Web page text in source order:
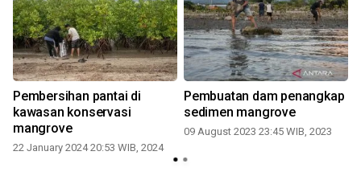
Pembersihan pantai di
kawasan konservasi
mangrove
22 January 2024 20:53 WIB, 2024
Pembuatan dam penangkap
sedimen mangrove
09 August 2023 23:45 WIB, 2023